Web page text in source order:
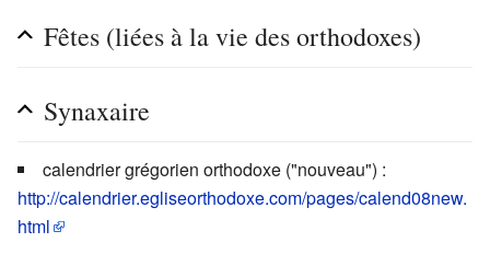
Fêtes (liées à la vie des orthodoxes)
Synaxaire
calendrier grégorien orthodoxe ("nouveau") :
http://calendrier.egliseorthodoxe.com/pages/calend08new.
html